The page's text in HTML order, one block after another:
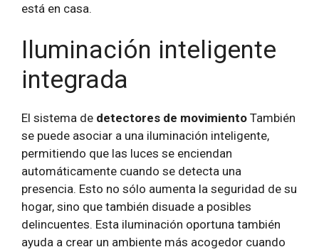
está en casa.
Iluminación inteligente
integrada
El sistema de detectores de movimiento También
se puede asociar a una iluminación inteligente,
permitiendo que las luces se enciendan
automáticamente cuando se detecta una
presencia. Esto no sólo aumenta la seguridad de su
hogar, sino que también disuade a posibles
delincuentes. Esta iluminación oportuna también
ayuda a crear un ambiente más acogedor cuando